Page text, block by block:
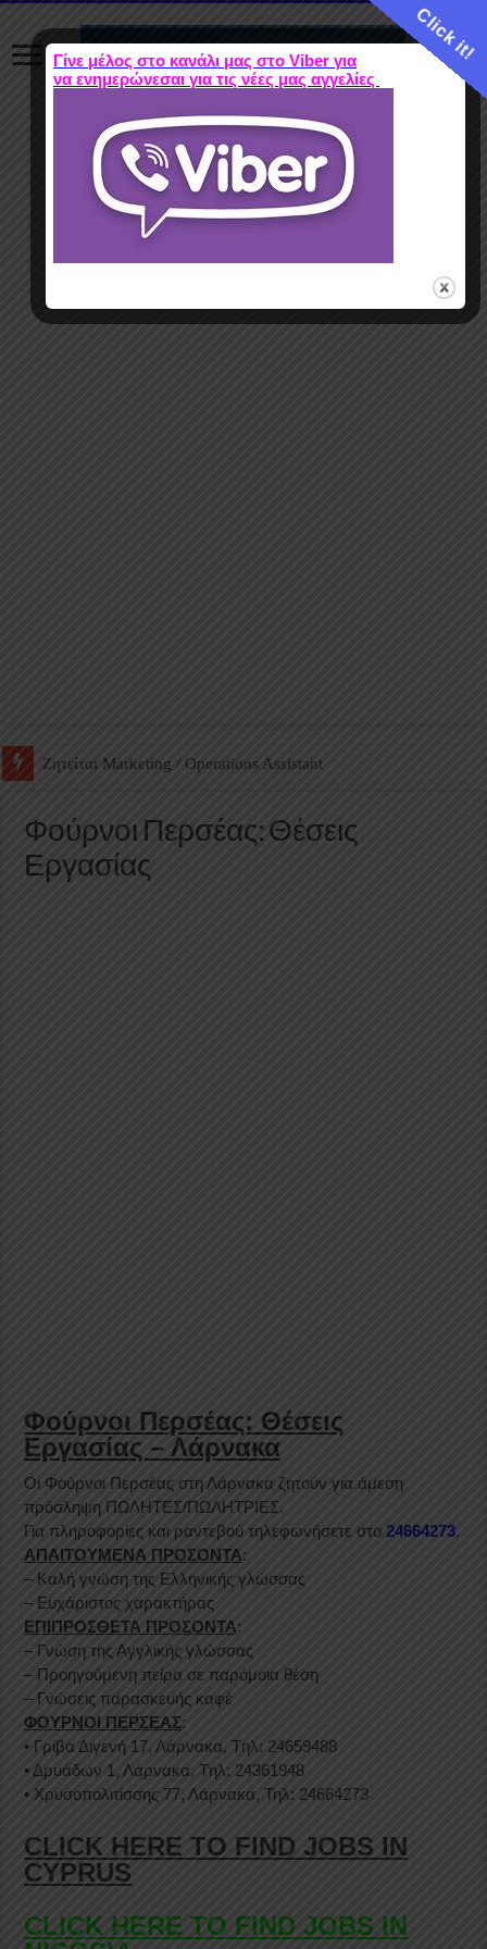
Ζητείται Βοηθός Αποθήκης σε Φαρμακείο
Φούρνοι Περσέας: Θέσεις
Εργασίας
Φούρνοι Περσέας: Θέσεις
Εργασίας – Λάρνακα
Οι Φούρνοι Περσέας στη Λάρνακα ζητούν για άμεση
πρόσληψη ΠΩΛΗΤΕΣ/ΠΩΛΗΤΡΙΕΣ.
Για πληροφορίες και ραντεβού τηλεφωνήσετε στο24664273.
ΑΠΑΙΤΟΥΜΕΝΑ ΠΡΟΣΟΝΤΑ:
– Καλή γνώση της Ελληνικής γλώσσας
– Ευχάριστος χαρακτήρας
ΕΠΙΠΡΟΣΘΕΤΑ ΠΡΟΣΟΝΤΑ:
– Γνώση της Αγγλικής γλώσσας
– Προηγούμενη πείρα σε παρόμοια θέση
– Γνώσεις παρασκευής καφέ
ΦΟΥΡΝΟΙ ΠΕΡΣΕΑΣ:
• Γρίβα Διγενή 17, Λάρνακα, Tηλ: 24659488
• Δρυάδων 1, Λάρνακα, Tηλ: 24361948
• Χρυσοπολιτίσσης 77, Λάρνακα, Τηλ: 24664273
CLICK HERE TO FIND JOBS IN
CYPRUS
CLICK HERE TO FIND JOBS IN
Click it!
Γίνε μέλος στο κανάλι μας στο Viber για
να ενημερώνεσαι για τις νέες μας αγγελίες